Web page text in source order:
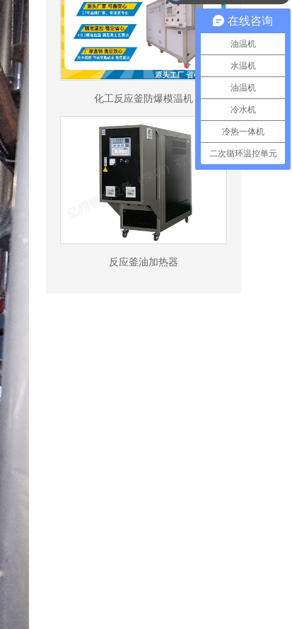
化工反应釜防爆模温机
反应釜油加热器
在线咨询
油温机
水温机
油温机
冷水机
冷热一体机
二次循环温控单元
最大支持功率是多少